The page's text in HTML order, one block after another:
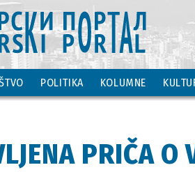
POLITIKA KOLUMNE
PRIČA O